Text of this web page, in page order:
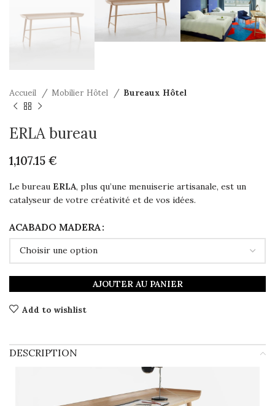
Accueil Mobilier Hôtel Bureaux Hôtel
ERLA bureau
€
Le bureau ERLA, plus qu’une menuiserie artisanale, est un
catalyseur de votre créativité et de vos idées.
ACABADO MADERA
AJOUTER AU PANIER
Add to wishlist
DESCRIPTION